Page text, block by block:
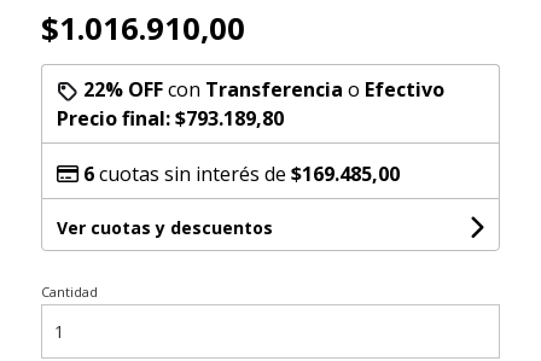
$1.016.910,00
22% OFFcon Transferencia o Efectivo
Precio final:$793.189,80
6cuotas sin interés de $169.485,00
Ver cuotas y descuentos
Cantidad